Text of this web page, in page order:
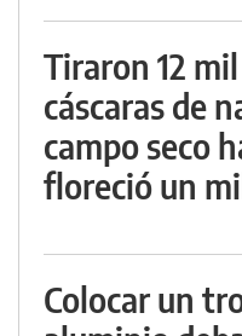
Tiraron 12
cáscaras de
campo seco
floreció un
Colocar un